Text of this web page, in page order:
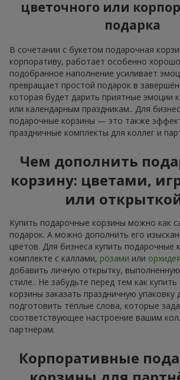
цветочного или
подарка
В сочетании с букетом подарочная
корпоративу, работает особенно
подобранное наполнение усиливает
превращает простой подарок в
которая будет дарить приятные эмоции
или календарным праздникам.. Для
подарочные корзины — это также
праздничные комплекты для коллег и
Чем дополнить
корзину: цветами,
или
Купить подарочные корзины можно как
подарок. А можно дополнить его
цветов. Для бизнеса купить подарочные
комплекте с каллами, розами или
добавить личную открытку,
стиле.. Не забудьте перед тем как
корзины заказать праздничную упаковку
подготовить тёплые слова, которые
соответствующее настроение вашим
партнёрам.
Корпоративные